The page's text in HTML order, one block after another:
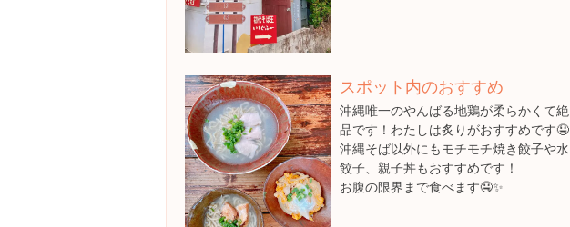
スポット内のおすすめ
沖縄唯一のやんばる地鶏が柔らかくて絶
品です！わたしは炙りがおすすめです🤤
沖縄そば以外にもモチモチ焼き餃子や水
餃子、親子丼もおすすめです！
お腹の限界まで食べます🤤✨